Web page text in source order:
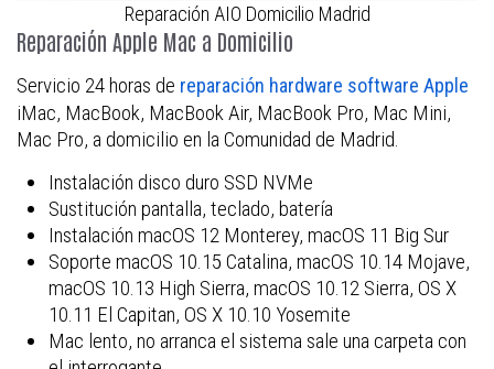
Reparación AIO Domicilio Madrid
Reparación Apple Mac a Domicilio
Servicio 24 horas de reparación hardware software Apple
iMac, MacBook, MacBook Air, MacBook Pro, Mac Mini,
Mac Pro, a domicilio en la Comunidad de Madrid.
Instalación disco duro SSD NVMe
Sustitución pantalla, teclado, batería
Instalación macOS 12 Monterey, macOS 11 Big Sur
Soporte macOS 10.15 Catalina, macOS 10.14 Mojave,
macOS 10.13 High Sierra, macOS 10.12 Sierra, OS X
10.11 El Capitan, OS X 10.10 Yosemite
Mac lento, no arranca el sistema sale una carpeta con